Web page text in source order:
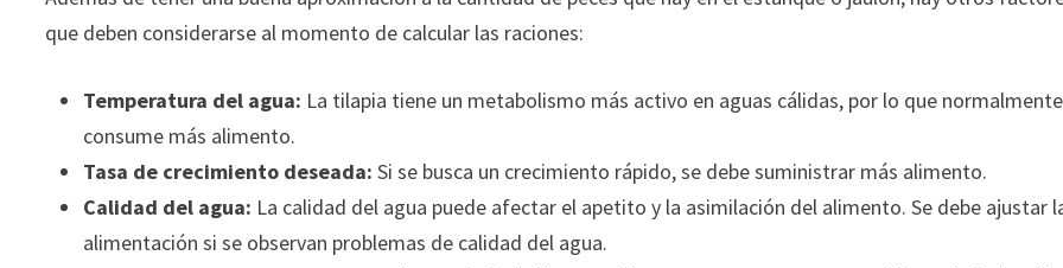
que deben considerarse al momento de calcular las raciones:
Temperatura del agua: La tilapia tiene un metabolismo más activo en aguas cálidas, por lo que normalmente
consume más alimento.
Tasa de crecimiento deseada: Si se busca un crecimiento rápido, se debe suministrar más alimento.
Calidad del agua: La calidad del agua puede afectar el apetito y la asimilación del alimento. Se debe ajustar
alimentación si se observan problemas de calidad del agua.